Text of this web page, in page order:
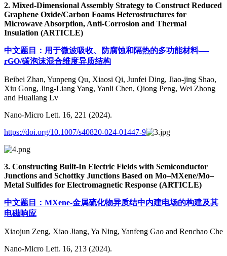
2. Mixed-Dimensional Assembly Strategy to Construct Reduced
Graphene Oxide/Carbon Foams Heterostructures for
Microwave Absorption, Anti-Corrosion and Thermal
Insulation (ARTICLE)
中文题目：用于微波吸收、防腐蚀和隔热的多功能材料—-
rGO/碳泡沫混合维度异质结构
Beibei Zhan, Yunpeng Qu, Xiaosi Qi, Junfei Ding, Jiao-jing Shao,
Xiu Gong, Jing-Liang Yang, Yanli Chen, Qiong Peng, Wei Zhong
and Hualiang Lv
Nano-Micro Lett. 16, 221 (2024).
https://doi.org/10.1007/s40820-024-01447-9
3. Constructing Built-In Electric Fields with Semiconductor
Junctions and Schottky Junctions Based on Mo–MXene/Mo–
Metal Sulfides for Electromagnetic Response (ARTICLE)
中文题目：MXene-金属硫化物异质结中内建电场的构建及其
电磁响应
Xiaojun Zeng, Xiao Jiang, Ya Ning, Yanfeng Gao and Renchao Che
Nano-Micro Lett. 16, 213 (2024).